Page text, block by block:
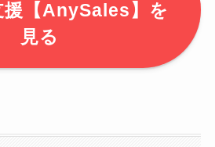
援【AnySales】を
見る